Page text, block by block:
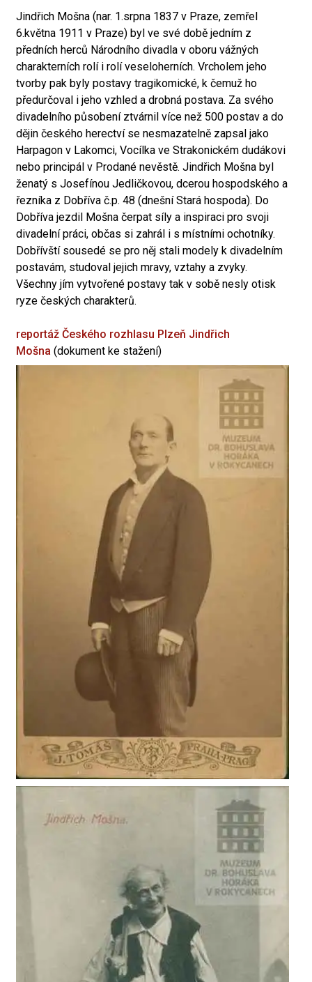
Jindřich Mošna (nar. 1.srpna 1837 v Praze, zemřel
6.května 1911 v Praze) byl ve své době jedním z
předních herců Národního divadla v oboru vážných
charakterních rolí i rolí veseloherních. Vrcholem jeho
tvorby pak byly postavy tragikomické, k čemuž ho
předurčoval i jeho vzhled a drobná postava. Za svého
divadelního působení ztvárnil více než 500 postav a do
dějin českého herectví se nesmazatelně zapsal jako
Harpagon v Lakomci, Vocílka ve Strakonickém dudákovi
nebo principál v Prodané nevěstě. Jindřich Mošna byl
ženatý s Josefínou Jedličkovou, dcerou hospodského a
řezníka z Dobříva č.p. 48 (dnešní Stará hospoda). Do
Dobříva jezdil Mošna čerpat síly a inspiraci pro svoji
divadelní práci, občas si zahrál i s místními ochotníky.
Dobřívští sousedé se pro něj stali modely k divadelním
postavám, studoval jejich mravy, vztahy a zvyky.
Všechny jím vytvořené postavy tak v sobě nesly otisk
ryze českých charakterů.
reportáž Českého rozhlasu Plzeň Jindřich
Mošna (dokument ke stažení)